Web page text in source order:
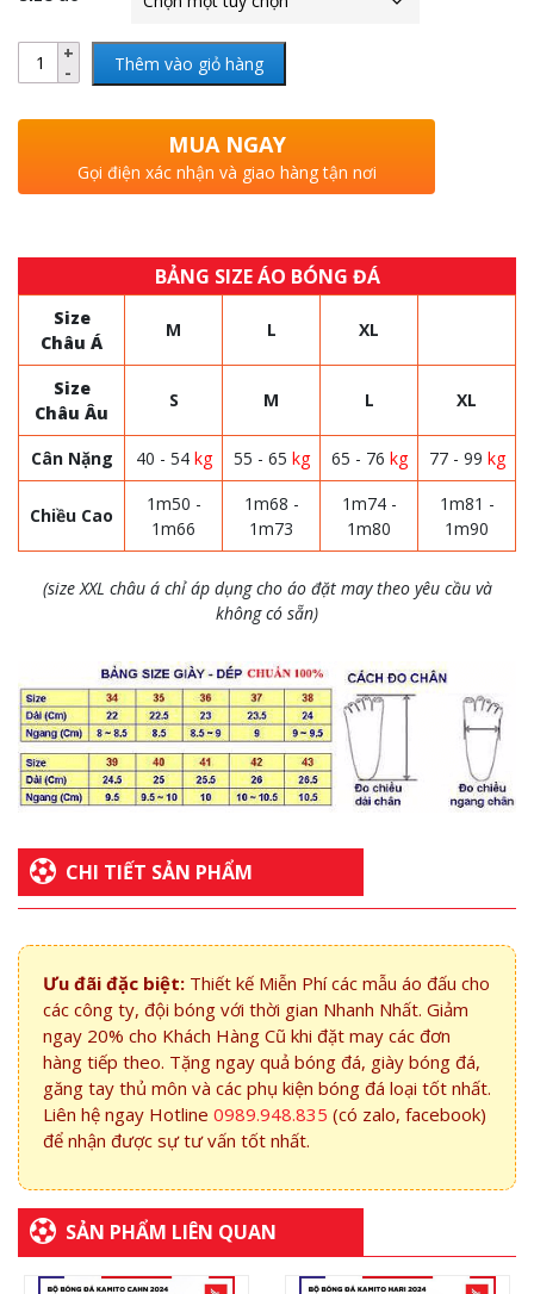
Thêm vào giỏ hàng
MUA NGAY
Gọi điện xác nhận và giao hàng tận nơi
BẢNG SIZE ÁO BÓNG ĐÁ
Size
Châu Á
M L XL
Size
Châu Âu
S M L XL
Cân Nặng 40 - 54 kg 55 - 65 kg 65 - 76 kg 77 - 99 kg
Chiều Cao
1m50 -
1m66
1m68 -
1m73
1m74 -
1m80
1m81 -
1m90
(size XXL châu á chỉ áp dụng cho áo đặt may theo yêu cầu và
không có sẵn)
CHI TIẾT SẢN PHẨM
Ưu đãi đặc biệt: Thiết kế Miễn Phí các mẫu áo đấu cho
các công ty, đội bóng với thời gian Nhanh Nhất. Giảm
ngay 20% cho Khách Hàng Cũ khi đặt may các đơn
hàng tiếp theo. Tặng ngay quả bóng đá, giày bóng đá,
găng tay thủ môn và các phụ kiện bóng đá loại tốt nhất.
Liên hệ ngay Hotline 0989.948.835 (có zalo, facebook)
để nhận được sự tư vấn tốt nhất.
SẢN PHẨM LIÊN QUAN